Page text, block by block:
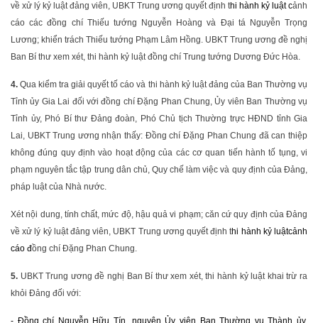
về xử lý kỷ luật đảng viên, UBKT Trung ương quyết định thi hành kỷ luậtcảnh
cáo các đồng chí Thiếu tướng Nguyễn Hoàng và Đại tá Nguyễn Trọng
Lương; khiển trách Thiếu tướng Phạm Lâm Hồng. UBKT Trung ương đề nghị
Ban Bí thư xem xét, thi hành kỷ luật đồng chí Trung tướng Dương Đức Hòa.
4. Qua kiểm tra giải quyết tố cáo và thi hành kỷ luật đảng của Ban Thường vụ
Tỉnh ủy Gia Lai đối với đồng chí Đặng Phan Chung, Ủy viên Ban Thường vụ
Tỉnh ủy, Phó Bí thư Đảng đoàn, Phó Chủ tịch Thường trực HĐND tỉnh Gia
Lai, UBKT Trung ương nhận thấy: Đồng chí Đặng Phan Chung đã can thiệp
không đúng quy định vào hoạt động của các cơ quan tiến hành tố tụng, vi
phạm nguyên tắc tập trung dân chủ, Quy chế làm việc và quy định của Đảng,
pháp luật của Nhà nước.
Xét nội dung, tính chất, mức độ, hậu quả vi phạm; căn cứ quy định của Đảng
về xử lý kỷ luật đảng viên, UBKT Trung ương quyết định thi hành kỷ luậtcảnh
cáo đồng chí Đặng Phan Chung.
5. UBKT Trung ương đề nghị Ban Bí thư xem xét, thi hành kỷ luật khai trừ ra
khỏi Đảng đối với:
- Đồng chí Nguyễn Hữu Tín, nguyên Ủy viên Ban Thường vụ Thành ủy,